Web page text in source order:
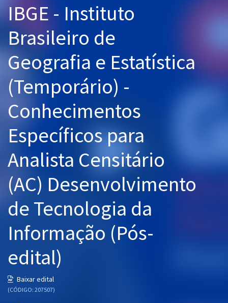
Cursos 20% OFF
Pós
Graduação
OAB
Mentorias
Questões grátis
Aprovados
IBGE - Instituto
Brasileiro de
Geografia e Estatística
(Temporário) -
Conhecimentos
Específicos para
Analista Censitário
(AC) Desenvolvimento
de Tecnologia da
Informação (Pós-
edital)
Baixar edital
(CÓDIGO: 207507)